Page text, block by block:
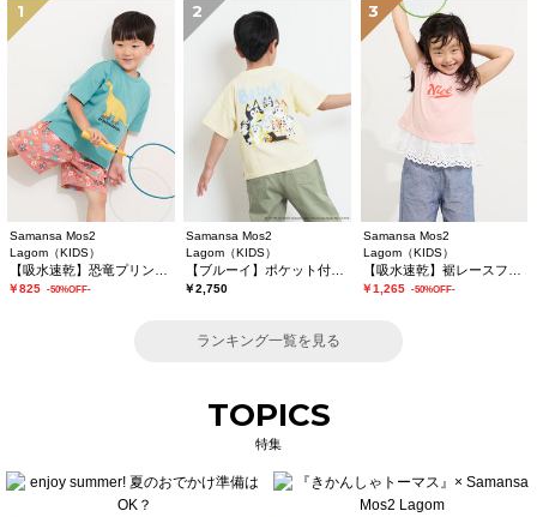
1
Samansa Mos2
Lagom（KIDS）
￥825 -50%OFF-
2
Samansa Mos2
Lagom（KIDS）
￥2,750
3
Samansa Mos2
Lagom（KIDS）
￥1,265 -50%OFF-
ランキング一覧を見る
TOPICS
特集